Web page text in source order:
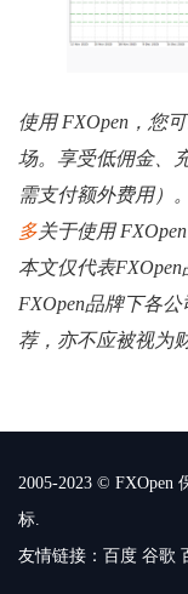
使用 FXOpen，您
场。享受低佣金、
需支付额外费用）
多关于使用
本文仅代表
FXOpen品牌下各
荐，亦不应被视为
2005-2023 © FXOpen
标.
友情链接： 百度 谷歌